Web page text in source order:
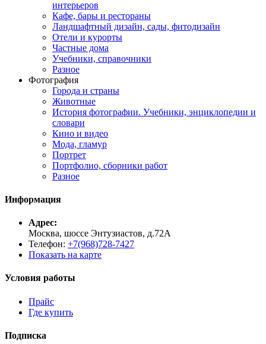
интерьеров
Кафе, бары и рестораны
Ландшафтный дизайн, сады, фитодизайн
Отели и курорты
Частные дома
Учебники, справочники
Разное
Фотография
Города и страны
Животные
История фотографии. Учебники, энциклопедии и
словари
Кино и видео
Мода, гламур
Портрет
Портфолио, сборники работ
Разное
Информация
Адрес:
Москва, шоссе Энтузиастов, д.72А
Телефон: +7(968)728-7427
Показать на карте
Условия работы
Прайс
Где купить
Подписка